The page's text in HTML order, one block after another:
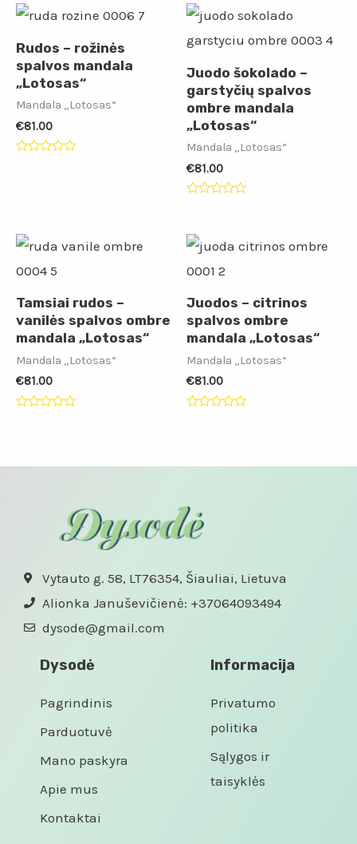
Rudos – rožinės
spalvos mandala
„Lotosas“
Mandala „Lotosas“
€81.00
Juodo šokolado –
garstyčių spalvos
ombre mandala
„Lotosas“
Mandala „Lotosas“
€81.00
5
Tamsiai rudos –
vanilės spalvos ombre
mandala „Lotosas“
Mandala „Lotosas“
€81.00
Juodos – citrinos
spalvos ombre
mandala „Lotosas“
Mandala „Lotosas“
€81.00
Vytauto g. 58, LT76354, Šiauliai, Lietuva
Alionka Januševičienė: +37064093494
dysode@gmail.com
Dysodė
Pagrindinis
Parduotuvė
Mano paskyra
Apie mus
Kontaktai
Informacija
Privatumo
politika
Sąlygos ir
taisyklės